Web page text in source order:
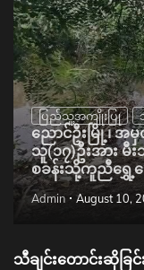
ပြည်သူ့အကျိုးပြု
ညောင်ဦးမြို့၊
သူ(၁၇)ဦးအား
စခန်းသို့ကူညီရွှေ့ပြ
Admin August 10,
သီချင်းတောင်းဆိုခြင်း